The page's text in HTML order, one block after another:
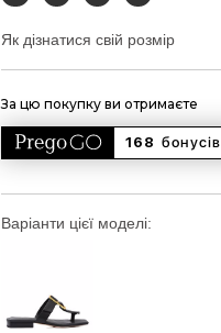
Як дізнатися свій розмір
За цю покупку ви отримаєте
168 бонусів
Варіанти цієї моделі: